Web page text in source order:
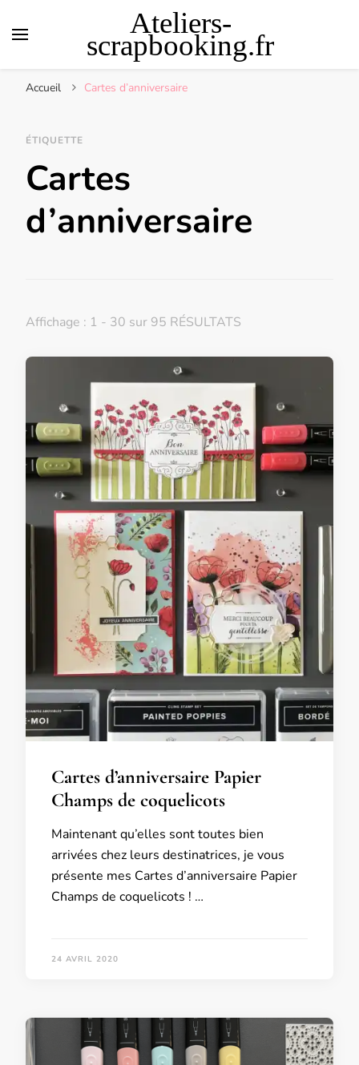
Ateliers-
scrapbooking.fr
Accueil Cartes d’anniversaire
ÉTIQUETTE
Cartes
d’anniversaire
Affichage : 1 - 30 sur 95 RÉSULTATS
Cartes d’anniversaire Papier
Champs de coquelicots
Maintenant qu’elles sont toutes bien
arrivées chez leurs destinatrices, je vous
présente mes Cartes d’anniversaire Papier
Champs de coquelicots ! …
24 AVRIL 2020